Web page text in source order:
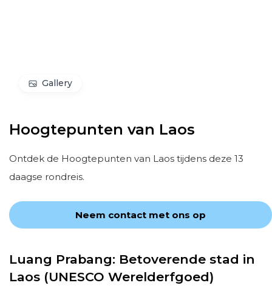
Gallery
Hoogtepunten van Laos
Ontdek de Hoogtepunten van Laos tijdens deze 13
daagse rondreis.
Neem contact met ons op
Luang Prabang: Betoverende stad in
Laos (UNESCO Werelderfgoed)